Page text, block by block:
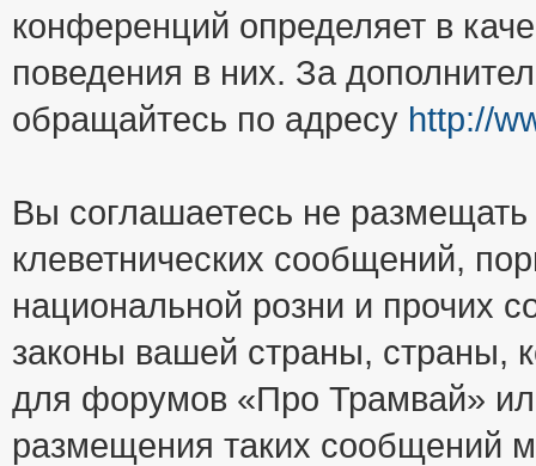
конференций определяет в
поведения в них. За
обращайтесь по адресу http://
Вы соглашаетесь не
клеветнических сообщений,
национальной розни и прочих
законы вашей страны, страны,
для форумов «Про Трамвай»
размещения таких сообщений